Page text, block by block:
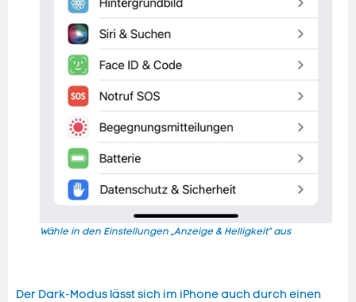
Wähle in den Einstellungen „Anzeige & Helligkeit“ aus
Der Dark-Modus lässt sich im iPhone auch durch einen